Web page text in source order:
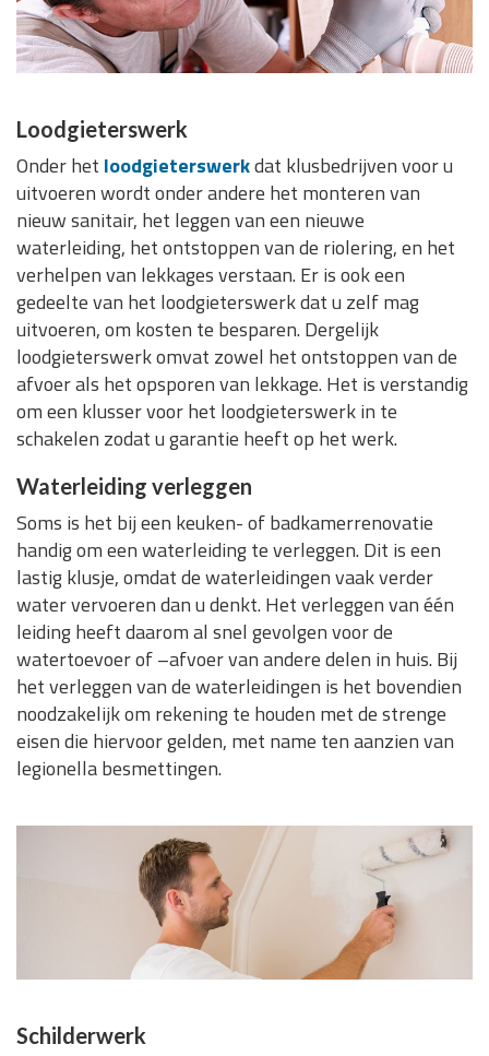
Loodgieterswerk
Onder het loodgieterswerkdat klusbedrijven voor u
uitvoeren wordt onder andere het monteren van
nieuw sanitair, het leggen van een nieuwe
waterleiding, het ontstoppen van de riolering, en het
verhelpen van lekkages verstaan. Er is ook een
gedeelte van het loodgieterswerk dat u zelf mag
uitvoeren, om kosten te besparen. Dergelijk
loodgieterswerk omvat zowel het ontstoppen van de
afvoer als het opsporen van lekkage. Het is verstandig
om een klusser voor het loodgieterswerk in te
schakelen zodat u garantie heeft op het werk.
Waterleiding verleggen
Soms is het bij een keuken- of badkamerrenovatie
handig om een waterleiding te verleggen. Dit is een
lastig klusje, omdat de waterleidingen vaak verder
water vervoeren dan u denkt. Het verleggen van één
leiding heeft daarom al snel gevolgen voor de
watertoevoer of –afvoer van andere delen in huis. Bij
het verleggen van de waterleidingen is het bovendien
noodzakelijk om rekening te houden met de strenge
eisen die hiervoor gelden, met name ten aanzien van
legionella besmettingen.
Schilderwerk